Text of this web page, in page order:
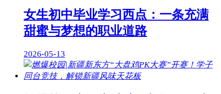
女生初中毕业学习西点：一条充满
甜蜜与梦想的职业道路
2026-05-13